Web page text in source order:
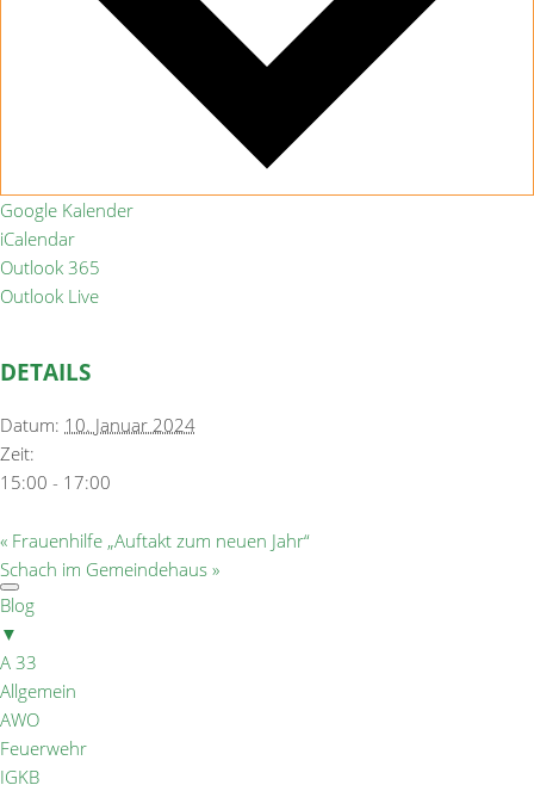
Google Kalender
iCalendar
Outlook 365
Outlook Live
DETAILS
Datum: 10. Januar 2024
Zeit:
15:00 - 17:00
« Frauenhilfe „Auftakt zum neuen Jahr“
Schach im Gemeindehaus »
Blog
▼
A 33
Allgemein
AWO
Feuerwehr
IGKB